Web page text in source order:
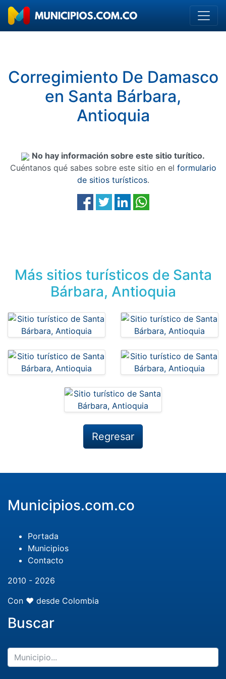
Corregimiento De Damasco
en Santa Bárbara,
Antioquia
No hay información sobre este sitio turítico.
Cuéntanos qué sabes sobre este sitio en el formulario
de sitios turísticos.
Más sitios turísticos de Santa
Bárbara, Antioquia
Regresar
Municipios.com.co
Portada
Municipios
Contacto
2010 - 2026
Con ❤️ desde Colombia
Buscar